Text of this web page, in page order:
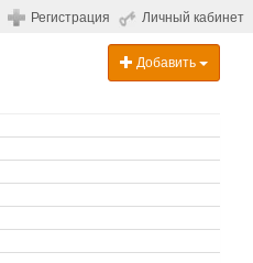
Регистрация Личный кабинет
Добавить